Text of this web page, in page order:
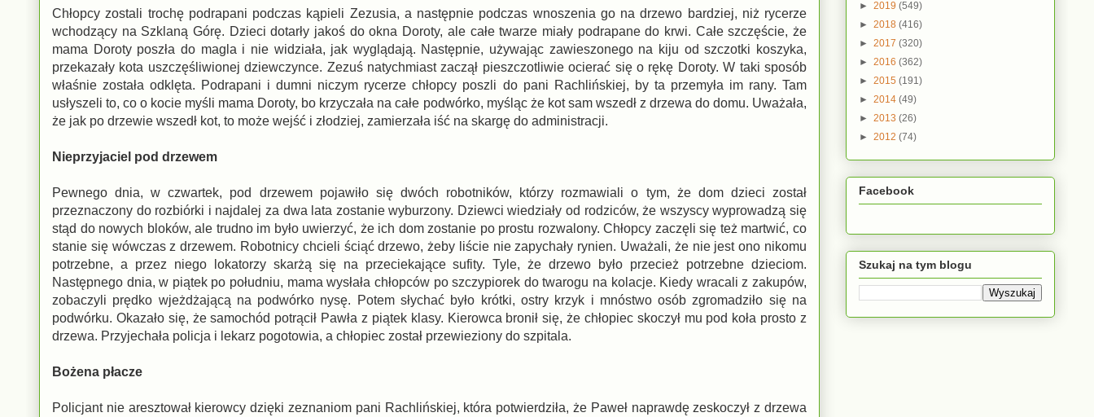
Chłopcy zostali trochę podrapani podczas kąpieli Zezusia, a następnie podczas wnoszenia go na drzewo bardziej, niż rycerze
wchodzący na Szklaną Górę. Dzieci dotarły jakoś do okna Doroty, ale całe twarze miały podrapane do krwi. Całe szczęście, że
mama Doroty poszła do magla i nie widziała, jak wyglądają. Następnie, używając zawieszonego na kiju od szczotki koszyka,
przekazały kota uszczęśliwionej dziewczynce. Zezuś natychmiast zaczął pieszczotliwie ocierać się o rękę Doroty. W taki sposób
właśnie została odklęta. Podrapani i dumni niczym rycerze chłopcy poszli do pani Rachlińskiej, by ta przemyła im rany. Tam
usłyszeli to, co o kocie myśli mama Doroty, bo krzyczała na całe podwórko, myśląc że kot sam wszedł z drzewa do domu. Uważała,
że jak po drzewie wszedł kot, to może wejść i złodziej, zamierzała iść na skargę do administracji.
Nieprzyjaciel pod drzewem
Pewnego dnia, w czwartek, pod drzewem pojawiło się dwóch robotników, którzy rozmawiali o tym, że dom dzieci został
przeznaczony do rozbiórki i najdalej za dwa lata zostanie wyburzony. Dziewci wiedziały od rodziców, że wszyscy wyprowadzą się
stąd do nowych bloków, ale trudno im było uwierzyć, że ich dom zostanie po prostu rozwalony. Chłopcy zaczęli się też martwić, co
stanie się wówczas z drzewem. Robotnicy chcieli ściąć drzewo, żeby liście nie zapychały rynien. Uważali, że nie jest ono nikomu
potrzebne, a przez niego lokatorzy skarżą się na przeciekające sufity. Tyle, że drzewo było przecież potrzebne dzieciom.
Następnego dnia, w piątek po południu, mama wysłała chłopców po szczypiorek do twarogu na kolacje. Kiedy wracali z zakupów,
zobaczyli prędko wjeżdżającą na podwórko nysę. Potem słychać było krótki, ostry krzyk i mnóstwo osób zgromadziło się na
podwórku. Okazało się, że samochód potrącił Pawła z piątek klasy. Kierowca bronił się, że chłopiec skoczył mu pod koła prosto z
drzewa. Przyjechała policja i lekarz pogotowia, a chłopiec został przewieziony do szpitala.
Bożena płacze
Policjant nie aresztował kierowcy dzięki zeznaniom pani Rachlińskiej, która potwierdziła, że Paweł naprawdę zeskoczył z drzewa
► 2019 (549)
► 2018 (416)
► 2017 (320)
► 2016 (362)
► 2015 (191)
► 2014 (49)
► 2013 (26)
► 2012 (74)
Facebook
Szukaj na tym blogu